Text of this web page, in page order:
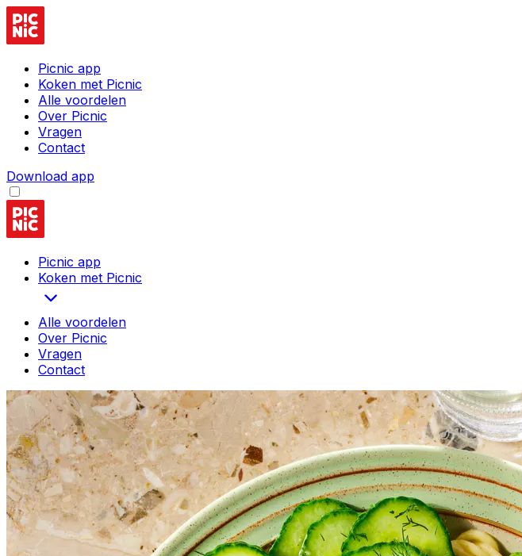
Picnic app
Koken met Picnic
Alle voordelen
Over Picnic
Vragen
Contact
Download app
Picnic app
Koken met Picnic
Alle voordelen
Over Picnic
Vragen
Contact